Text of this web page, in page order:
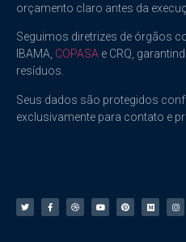
orçamento claro antes da
Seguimos diretrizes de órgãos
IBAMA, COPASA e CRQ,
resíduos.
Seus dados são protegidos
exclusivamente para contato e